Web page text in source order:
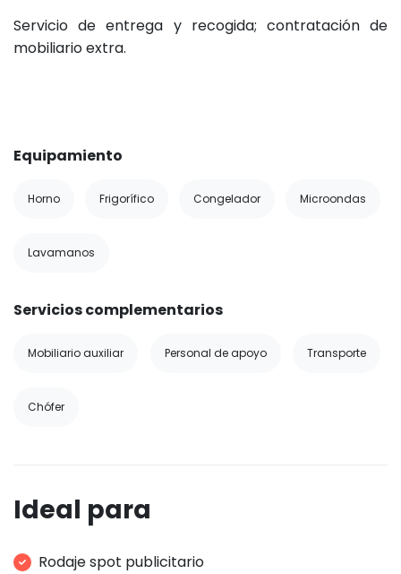
Servicio de entrega y recogida; contratación de
mobiliario extra.
Equipamiento
Horno Frigorífico Congelador Microondas
Lavamanos
Servicios complementarios
Mobiliario auxiliar Personal de apoyo Transporte
Chófer
Ideal para
Rodaje spot publicitario